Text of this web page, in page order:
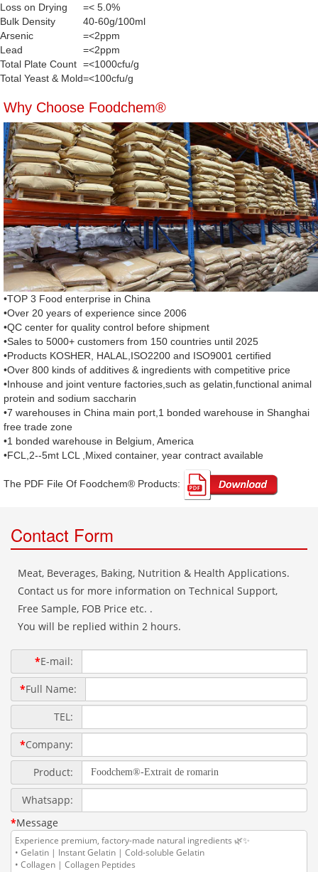
Loss on Drying
=< 5.0%
Bulk Density
40-60g/100ml
Arsenic
=<2ppm
Lead
=<2ppm
Total Plate Count =<1000cfu/g
Total Yeast & Mold=<100cfu/g
Why Choose Foodchem®
•TOP 3 Food enterprise in China
•Over 20 years of experience since 2006
•QC center for quality control before shipment
•Sales to 5000+ customers from 150 countries until 2025
•Products KOSHER, HALAL,ISO2200 and ISO9001 certified
•Over 800 kinds of additives & ingredients with competitive price
•Inhouse and joint venture factories,such as gelatin,functional animal
protein and sodium saccharin
•7 warehouses in China main port,1 bonded warehouse in Shanghai
free trade zone
•1 bonded warehouse in Belgium, America
•FCL,2--5mt LCL ,Mixed container, year contract available
The PDF File Of Foodchem® Products: